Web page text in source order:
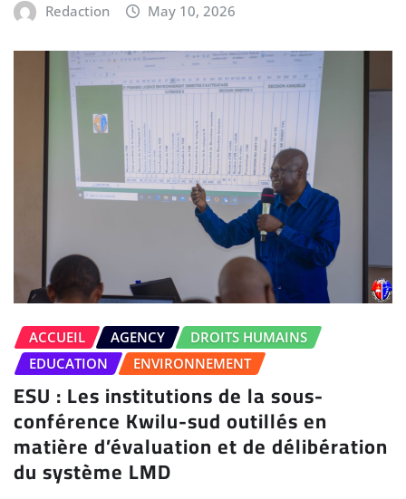
Redaction May 10, 2026
ACCUEIL AGENCY
DROITS HUMAINS
EDUCATION
ENVIRONNEMENT
ESU : Les institutions de la sous-
conférence Kwilu-sud outillés en
matière d’évaluation et de délibération
du système LMD